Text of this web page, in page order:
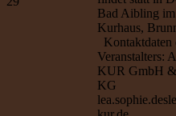
Bad Aibling im
Kurhaus,
Kontaktdaten
Veranstalters:
KUR GmbH
KG